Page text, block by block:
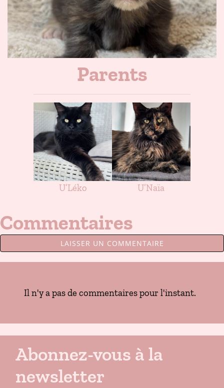
Parents
U’Léko U’Naïa
Commentaires
LAISSER UN COMMENTAIRE
Il n'y a pas de commentaires pour l'instant.
Abonnez-vous à la
newsletter